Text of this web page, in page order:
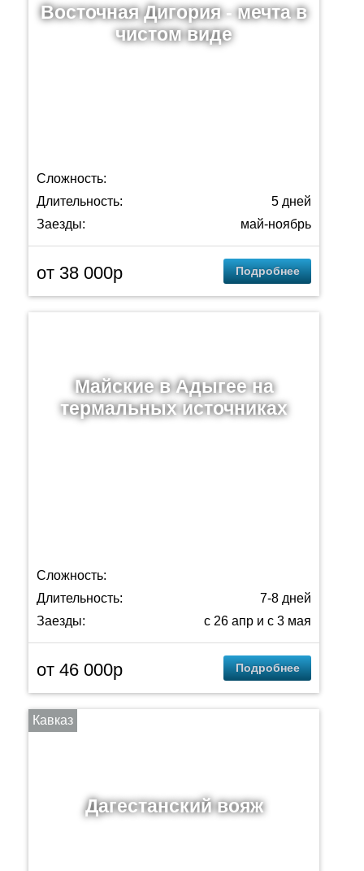
Восточная Дигория - мечта в
чистом виде
Сложность:
Длительность:
5 дней
Заезды:
май-ноябрь
от 38 000p Подробнее
Майские в Адыгее на
термальных источниках
Сложность:
Длительность:
7-8 дней
Заезды:
с 26 апр и с 3 мая
от 46 000р Подробнее
Кавказ
Дагестанский вояж